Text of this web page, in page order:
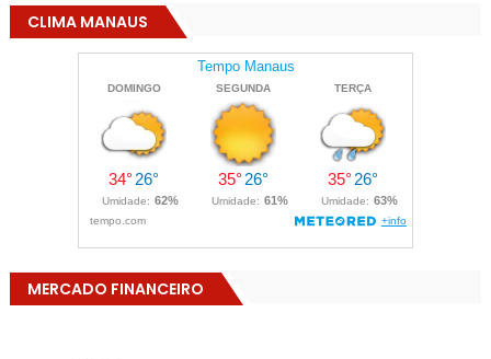
CLIMA MANAUS
MERCADO FINANCEIRO